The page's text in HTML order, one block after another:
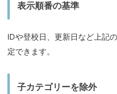
表示順番の基準
IDや登校日、更新日など上記
定できます。
子カテゴリーを除外